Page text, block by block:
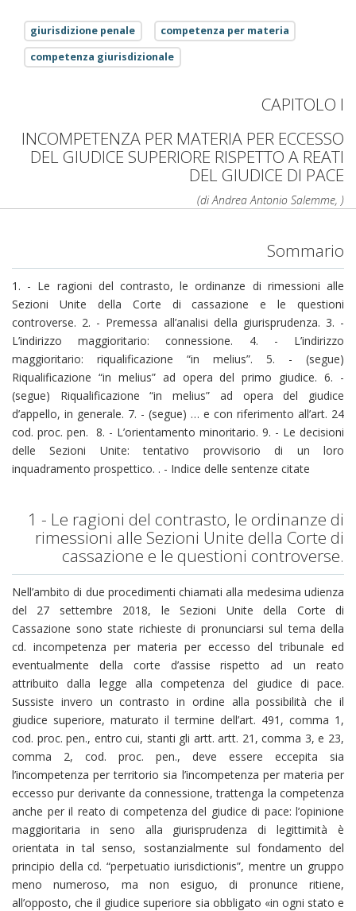
giurisdizione penale
competenza per materia
competenza giurisdizionale
CAPITOLO I
INCOMPETENZA PER MATERIA PER ECCESSO
DEL GIUDICE SUPERIORE RISPETTO A REATI
DEL GIUDICE DI PACE
(di Andrea Antonio Salemme, )
Sommario
1. - Le ragioni del contrasto, le ordinanze di rimessioni alle
Sezioni Unite della Corte di cassazione e le questioni
controverse. 2. - Premessa all’analisi della giurisprudenza. 3. -
L’indirizzo maggioritario: connessione. 4. - L’indirizzo
maggioritario: riqualificazione “in melius”. 5. - (segue)
Riqualificazione “in melius” ad opera del primo giudice. 6. -
(segue) Riqualificazione “in melius” ad opera del giudice
d’appello, in generale. 7. - (segue) … e con riferimento all’art. 24
cod. proc. pen. 8. - L’orientamento minoritario. 9. - Le decisioni
delle Sezioni Unite: tentativo provvisorio di un loro
inquadramento prospettico. . - Indice delle sentenze citate
1 - Le ragioni del contrasto, le ordinanze di
rimessioni alle Sezioni Unite della Corte di
cassazione e le questioni controverse.
Nell’ambito di due procedimenti chiamati alla medesima udienza
del 27 settembre 2018, le Sezioni Unite della Corte di
Cassazione sono state richieste di pronunciarsi sul tema della
cd. incompetenza per materia per eccesso del tribunale ed
eventualmente della corte d’assise rispetto ad un reato
attribuito dalla legge alla competenza del giudice di pace.
Sussiste invero un contrasto in ordine alla possibilità che il
giudice superiore, maturato il termine dell’art. 491, comma 1,
cod. proc. pen., entro cui, stanti gli artt. artt. 21, comma 3, e 23,
comma 2, cod. proc. pen., deve essere eccepita sia
l’incompetenza per territorio sia l’incompetenza per materia per
eccesso pur derivante da connessione, trattenga la competenza
anche per il reato di competenza del giudice di pace: l’opinione
maggioritaria in seno alla giurisprudenza di legittimità è
orientata in tal senso, sostanzialmente sul fondamento del
principio della cd. “perpetuatio iurisdictionis”, mentre un gruppo
meno numeroso, ma non esiguo, di pronunce ritiene,
all’opposto, che il giudice superiore sia obbligato «in ogni stato e